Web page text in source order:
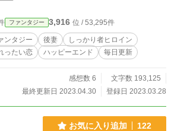
っという邪な思いで書きあげました。 平日は三
12時・18時。 土日は四話、6時・12時・18時・21
4月30日に完結（予約投稿済）しますので、サク
けると思います。 【お気に入り】にポチッ
ましたらうれしいですっ(ΦωΦ) ★かんたん表紙
像はうちの18歳の三毛猫サマ、白猫に化けて頂きま
ファンタジー 3,916 位 / 53,295件
ンタジー 後妻
しっかり者ヒロイン
ったい恋 ハッピーエンド 毎日更新
感想数 6
文字数 193,125
最終更新日 2023.04.30
登録日 2023.03.28
お気に入り追加 122